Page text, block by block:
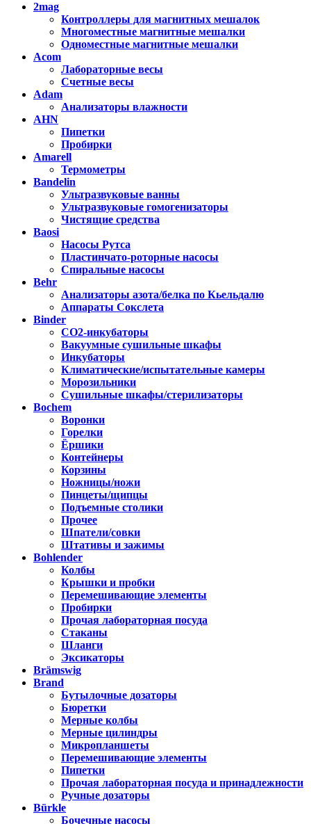
2mag
Контроллеры для магнитных мешалок
Многоместные магнитные мешалки
Одноместные магнитные мешалки
Acom
Лабораторные весы
Счетные весы
Adam
Анализаторы влажности
AHN
Пипетки
Пробирки
Amarell
Термометры
Bandelin
Ультразвуковые ванны
Ультразвуковые гомогенизаторы
Чистящие средства
Baosi
Насосы Рутса
Пластинчато-роторные насосы
Спиральные насосы
Behr
Анализаторы азота/белка по Кьельдалю
Аппараты Сокслета
Binder
CO2-инкубаторы
Вакуумные сушильные шкафы
Инкубаторы
Климатические/испытательные камеры
Морозильники
Сушильные шкафы/стерилизаторы
Bochem
Воронки
Горелки
Ёршики
Контейнеры
Корзины
Ножницы/ножи
Пинцеты/щипцы
Подъемные столики
Прочее
Шпатели/совки
Штативы и зажимы
Bohlender
Колбы
Крышки и пробки
Перемешивающие элементы
Пробирки
Прочая лабораторная посуда
Стаканы
Шланги
Эксикаторы
Brämswig
Brand
Бутылочные дозаторы
Бюретки
Мерные колбы
Мерные цилиндры
Микропланшеты
Перемешивающие элементы
Пипетки
Прочая лабораторная посуда и принадлежности
Ручные дозаторы
Bürkle
Бочечные насосы